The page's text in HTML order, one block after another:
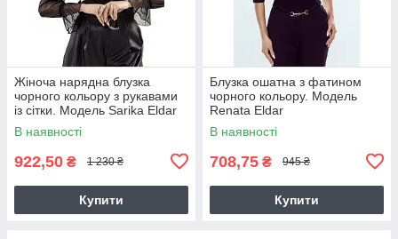
Жіноча нарядна блузка
чорного кольору з рукавами
із сітки. Модель Sarika Eldar
В наявності
922,50 ₴ 1 230 ₴
Купити
Блузка ошатна з фатином
чорного кольору. Модель
Renata Eldar
В наявності
708,75 ₴ 945 ₴
Купити